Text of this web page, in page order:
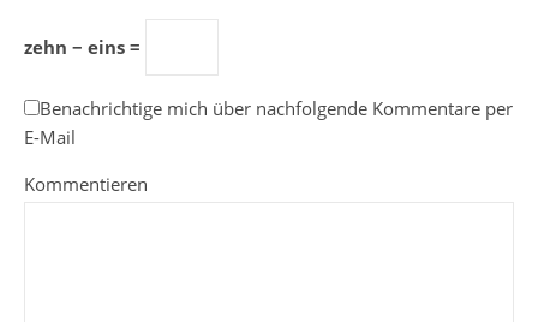
zehn − eins =
Benachrichtige mich über nachfolgende Kommentare per
E-Mail
Kommentieren